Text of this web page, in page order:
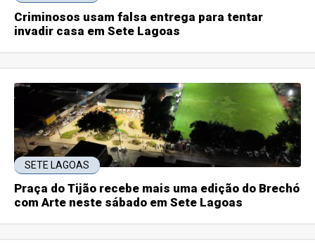
Criminosos usam falsa entrega para tentar
invadir casa em Sete Lagoas
SETE LAGOAS
Praça do Tijão recebe mais uma edição do Brechó
com Arte neste sábado em Sete Lagoas